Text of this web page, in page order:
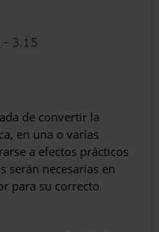
de convertir la
en una o varias
a efectos prácticos
serán necesarias en
para su correcto